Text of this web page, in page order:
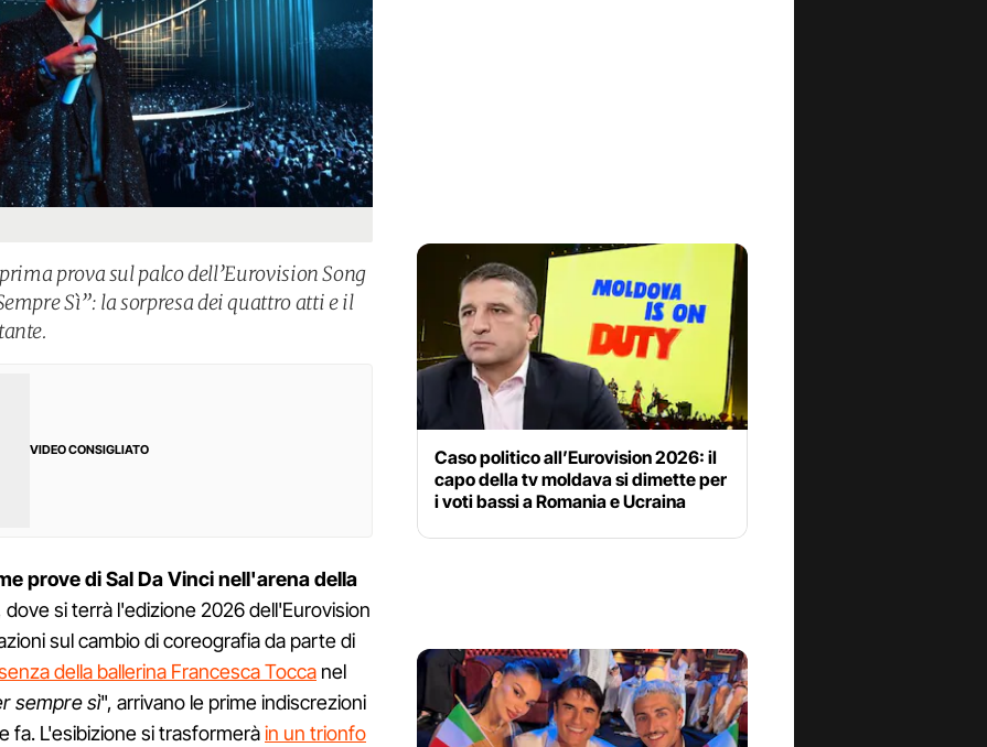
prova sul palco dell’Eurovision Song
Sì”: la sorpresa dei quattro atti e il
VIDEO CONSIGLIATO
prove di Sal Da Vinci nell'arena della
dove si terrà l'edizione 2026 dell'Eurovision
sul cambio di coreografia da parte di
della ballerina Francesca Tocca nel
sempre sì", arrivano le prime indiscrezioni
fa. L'esibizione si trasformeràin un trionfo
Caso politico all’Eurovision 2026: il
capo della tv moldava si dimette per
i voti bassi a Romania e Ucraina